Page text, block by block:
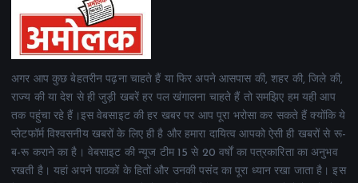
अगर आप कुछ बेहतरीन पढ़ना चाहते हैं या फिर अपने आसपास की, शहर की, जिले की,
राज्य की या देश से ही जुड़ी खबरें हर पल खंगालना चाहते हैं तो समझिए हम यही आप
तक पहुंचा रहे हैं।इस वेबसाइट की हर खबर पर आप पूरा भरोसा कर सकते हैं क्योंकि ये
प्लेटफॉर्म विश्वसनीय खबरों के लिए ही है और हमारा दायित्व आपको ऐसी ही खबरों से रू-
ब-रू कराने का है। वेबसाइट की न्यूज टीम 15 से 20 वर्षों का पत्रकारिता का अनुभव
रखती है। यहां अपने पाठकों के हितों और उनकी पसंद का पूरा ध्यान रखा जाता है। इस